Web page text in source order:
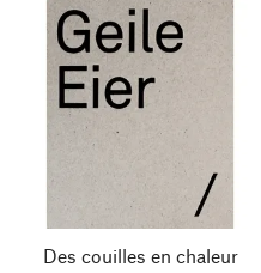
Des couilles en chaleur